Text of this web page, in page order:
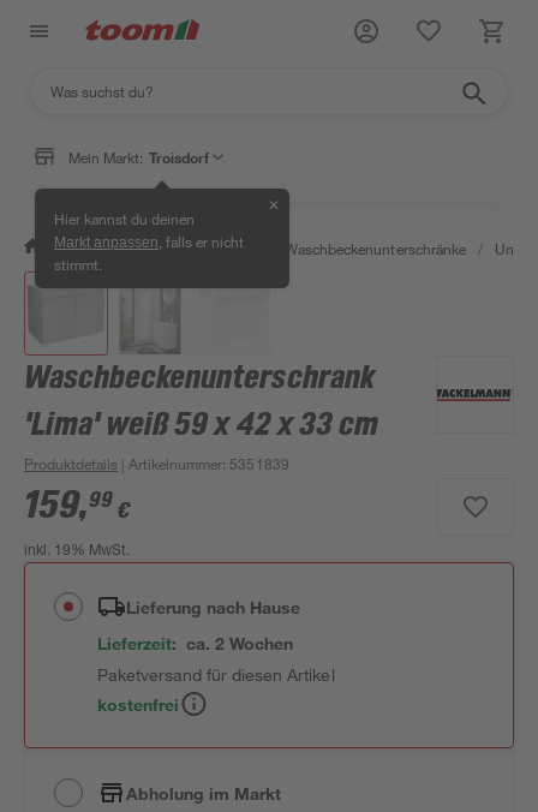
Mein Markt: Troisdorf
Hier kannst du deinen
Markt anpassen , falls er nicht
stimmt.
✕
/ Bad & Sanitär / Badmöbel Waschbeckenunterschränke /
Waschbeckenunterschrank
'Lima' weiß 59 x 42 x 33 cm
Produktdetails | Artikelnummer: 5351839
159,99 €
inkl. 19% MwSt.
Lieferung nach Hause
Lieferzeit: ca. 2 Wochen
Paketversand für diesen Artikel
kostenfrei
Abholung im Markt